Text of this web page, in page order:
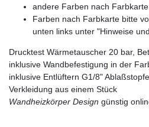
andere Farben nach
Farben nach Farbkarte bitte
unten links unter "Hinweise
Drucktest Wärmetauscher 20 bar,
inklusive Wandbefestigung in der
inklusive Entlüftern G1/8"
Verkleidung aus einem Stück
Wandheizkörper Design günstig